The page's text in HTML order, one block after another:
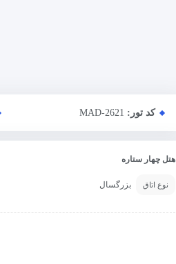
کد تور: MAD-2621
هتل چهار ستاره
نوع اتاق بزرگسال